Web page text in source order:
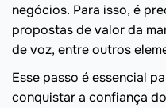
negócios. Para isso, é
propostas de valor da
de voz, entre outros
Esse passo é essencial
conquistar a confiança